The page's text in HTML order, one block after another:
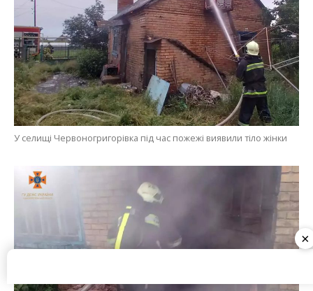
Пожежа сталася у приватному будинку
×